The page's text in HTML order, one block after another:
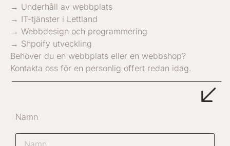
→ Underhåll av webbplats
→ IT-tjänster i Lettland
→ Webbdesign och programmering
→ Shpoify utveckling
Behöver du en webbplats eller en webbshop?
Kontakta oss för en personlig offert redan idag.
Namn